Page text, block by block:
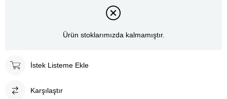
Ürün stoklarımızda kalmamıştır.
İstek Listeme Ekle
Karşılaştır